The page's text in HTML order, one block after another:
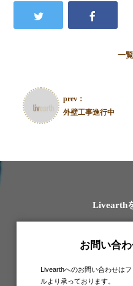
一
prev：
外壁工事進行中
Livearth
お問い合
Livearthへのお問い合わせは
ルより承っております。